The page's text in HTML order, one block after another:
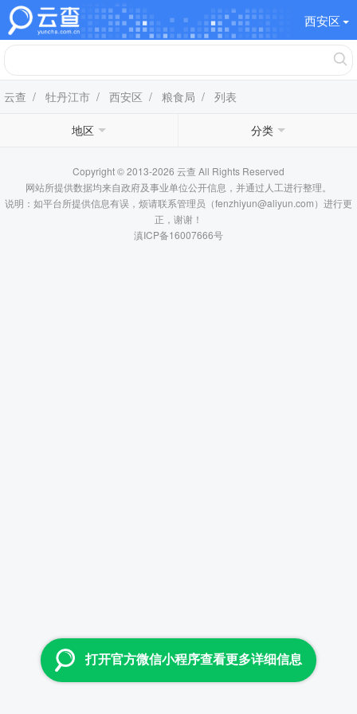
西安区
云查 / 牡丹江市 / 西安区 / 粮食局 / 列表
地区 分类
Copyright © 2013-2026 云查 All Rights Reserved
网站所提供数据均来自政府及事业单位公开信息，并通过人工进行整理。
说明：如平台所提供信息有误，烦请联系管理员（fenzhiyun@aliyun.com）进行更
正，谢谢！
滇ICP备16007666号
打开官方微信小程序查看更多详细信息